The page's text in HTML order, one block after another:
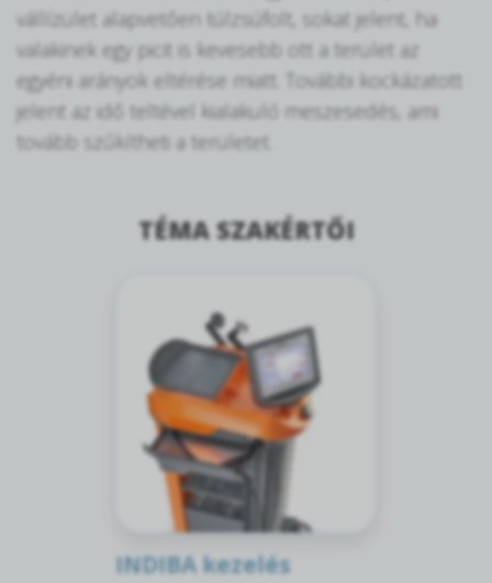
vállízület alapvetően túlzsúfolt, sokat jelent, ha
valakinek egy picit is kevesebb ott a terület az
egyéni arányok eltérése miatt. További kockázatott
jelent az idő teltével kialakuló meszesedés, ami
tovább szűkítheti a területet.
TÉMA SZAKÉRTŐI
INDIBA kezelés